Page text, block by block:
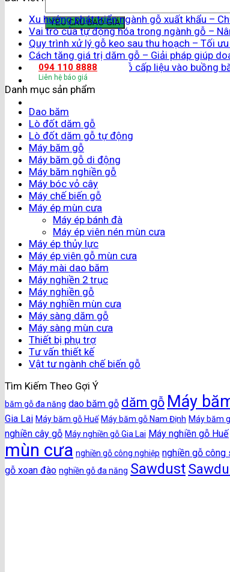
094 110 8888
Liên hệ báo giá
Xu hướng phát triển ngành gỗ xuất khẩu –
Vai trò của tự động hóa trong ngành gỗ –
Quy trình xử lý gỗ keo sau thu hoạch – Tối
Cách tăng giá trị dăm gỗ – Giải pháp giúp
Kiểm soát lưu lượng gỗ cấp liệu vào buồng
Danh mục sản phẩm
Dao băm
Lò đốt dăm gỗ
Lò đốt dăm gỗ tự động
Máy băm gỗ
Máy băm gỗ di động
Máy băm nghiền gỗ
Máy bóc vỏ cây
Máy chế biến gỗ
Máy ép mùn cưa
Máy ép bánh đà
Máy ép viên nén mùn cưa
Máy ép thủy lực
Máy ép viên gỗ mùn cưa
Máy mài dao băm
Máy nghiền 2 trục
Máy nghiền gỗ
Máy nghiền mùn cưa
Máy sàng dăm gỗ
Máy sàng mùn cưa
Thiết bị phụ trợ
Tư vấn thiết kế
Vật tư ngành chế biến gỗ
Tìm Kiếm Theo Gợi Ý
băm gỗ đa năng dao băm gỗ dăm gỗ Máy
Gia Lai Máy băm gỗ Huế Máy băm gỗ Nam Định Máy băm
nghiền cây gỗ Máy nghiền gỗ Gia Lai Máy nghiền gỗ Huế
mùn cưa nghiền gỗ công nghiệp nghiền gỗ công
gỗ xoan đào nghiền gỗ đa năng Sawdust